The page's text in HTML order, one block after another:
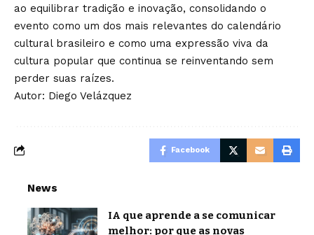
ao equilibrar tradição e inovação, consolidando o
evento como um dos mais relevantes do calendário
cultural brasileiro e como uma expressão viva da
cultura popular que continua se reinventando sem
perder suas raízes.
Autor: Diego Velázquez
Facebook
News
IA que aprende a se comunicar
melhor: por que as novas